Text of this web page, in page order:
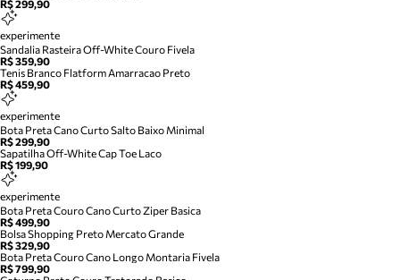
R$ 299,90
experimente
Sandalia Rasteira Off-White Couro Fivela
R$ 359,90
Tenis Branco Flatform Amarracao Preto
R$ 459,90
experimente
Bota Preta Cano Curto Salto Baixo Minimal
R$ 299,90
Sapatilha Off-White Cap Toe Laco
R$ 199,90
experimente
Bota Preta Couro Cano Curto Ziper Basica
R$ 499,90
Bolsa Shopping Preto Mercato Grande
R$ 329,90
Bota Preta Couro Cano Longo Montaria Fivela
R$ 799,90